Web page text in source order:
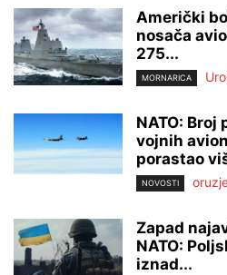
Američki
nosača
275...
MORNARICA
NATO:
vojnih
porastao
NOVOSTI
Zapad
NATO:
iznad...